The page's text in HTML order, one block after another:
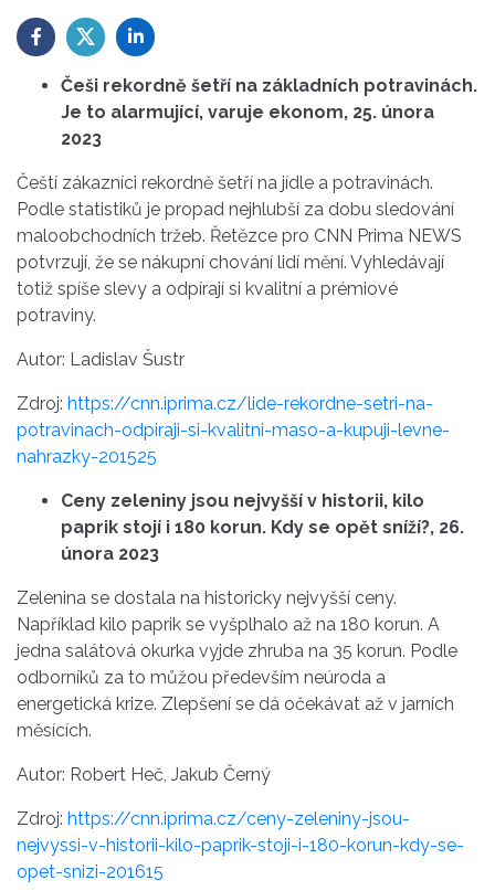
Češi rekordně šetří na základních potravinách.
Je to alarmující, varuje ekonom, 25. února
2023
Čeští zákazníci rekordně šetří na jídle a potravinách.
Podle statistiků je propad nejhlubší za dobu sledování
maloobchodních tržeb. Řetězce pro CNN Prima NEWS
potvrzují, že se nákupní chování lidí mění. Vyhledávají
totiž spíše slevy a odpírají si kvalitní a prémiové
potraviny.
Autor: Ladislav Šustr
Zdroj: https://cnn.iprima.cz/lide-rekordne-setri-na-
potravinach-odpiraji-si-kvalitni-maso-a-kupuji-levne-
nahrazky-201525
Ceny zeleniny jsou nejvyšší v historii, kilo
paprik stojí i 180 korun. Kdy se opět sníží?, 26.
února 2023
Zelenina se dostala na historicky nejvyšší ceny.
Například kilo paprik se vyšplhalo až na 180 korun. A
jedna salátová okurka vyjde zhruba na 35 korun. Podle
odborníků za to můžou především neúroda a
energetická krize. Zlepšení se dá očekávat až v jarních
měsících.
Autor: Robert Heč, Jakub Černý
Zdroj: https://cnn.iprima.cz/ceny-zeleniny-jsou-
nejvyssi-v-historii-kilo-paprik-stoji-i-180-korun-kdy-se-
opet-snizi-201615